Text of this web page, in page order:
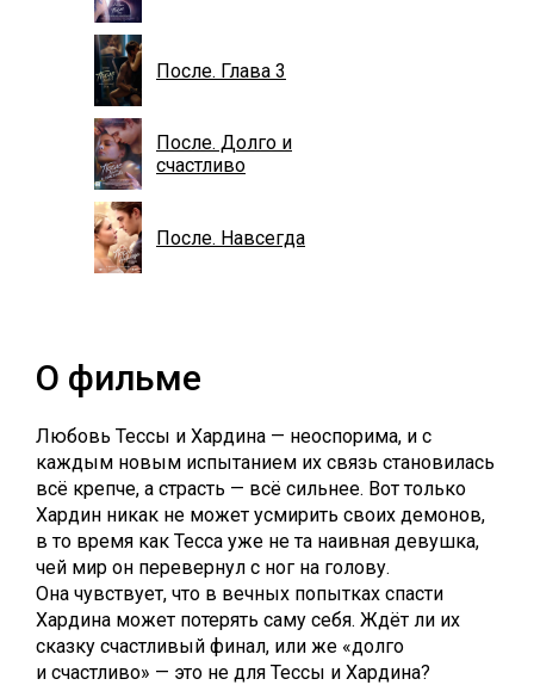
После. Глава 3
После. Долго и
счастливо
После. Навсегда
О фильме
Любовь Тессы и Хардина — неоспорима, и с
каждым новым испытанием их связь становилась
всё крепче, а страсть — всё сильнее. Вот только
Хардин никак не может усмирить своих демонов,
в то время как Тесса уже не та наивная девушка,
чей мир он перевернул с ног на голову.
Она чувствует, что в вечных попытках спасти
Хардина может потерять саму себя. Ждёт ли их
сказку счастливый финал, или же «долго
и счастливо» — это не для Тессы и Хардина?